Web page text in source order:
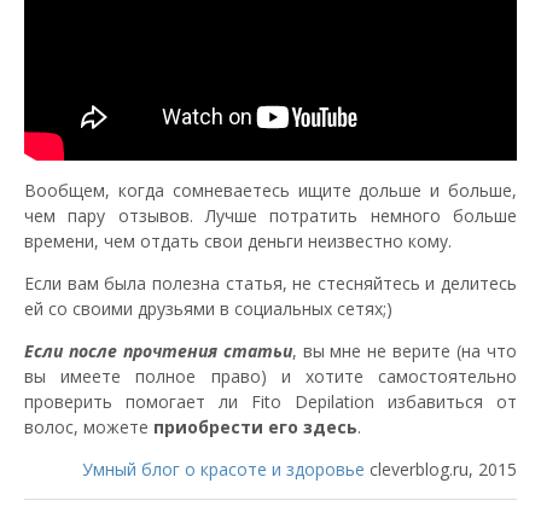
Вообщем, когда сомневаетесь ищите дольше и больше,
чем пару отзывов. Лучше потратить немного больше
времени, чем отдать свои деньги неизвестно кому.
Если вам была полезна статья, не стесняйтесь и делитесь
ей со своими друзьями в социальных сетях;)
Если после прочтения статьи, вы мне не верите (на что
вы имеете полное право) и хотите самостоятельно
проверить помогает ли Fito Depilation избавиться от
волос, можете приобрести его здесь.
Умный блог о красоте и здоровье cleverblog.ru, 2015